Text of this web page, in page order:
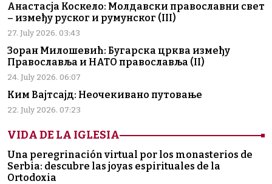
Анастасја Коскело: Молдавски православни свет
– између руског и румунског (III)
27. July 2026. 03:43
Зоран Милошевић: Бугарска црква између
Православља и НАТО православља (II)
24. July 2026. 06:07
Ким Вајтсајд: Неочекивано путовање
22. July 2026. 07:23
VIDA DE LA IGLESIA
Una peregrinación virtual por los monasterios de
Serbia: descubre las joyas espirituales de la
Ortodoxia